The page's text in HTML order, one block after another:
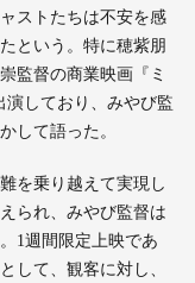
ストたちは不安を感
という。特に穂紫朋
監督の商業映画『ミ
演しており、みやび監
して語った。
を乗り越えて実現し
られ、みやび監督は
1週間限定上映であ
して、観客に対し、